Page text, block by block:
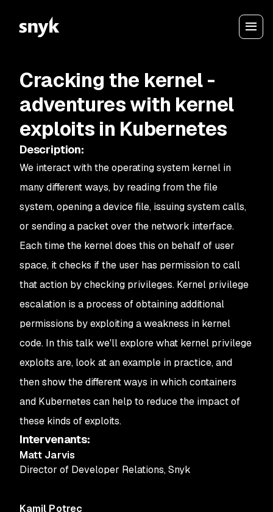
Cracking the kernel -
adventures with kernel
exploits in Kubernetes
Description:
We interact with the operating system kernel in
many different ways, by reading from the file
system, opening a device file, issuing system calls,
or sending a packet over the network interface.
Each time the kernel does this on behalf of user
space, it checks if the user has permission to call
that action by checking privileges. Kernel privilege
escalation is a process of obtaining additional
permissions by exploiting a weakness in kernel
code. In this talk we'll explore what kernel privilege
exploits are, look at an example in practice, and
then show the different ways in which containers
and Kubernetes can help to reduce the impact of
these kinds of exploits.
Intervenants:
Matt Jarvis
Director of Developer Relations,Snyk
Kamil Potrec